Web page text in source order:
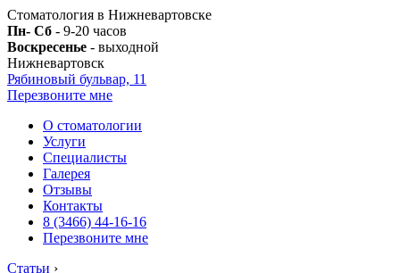
Стоматология в Нижневартовске
Пн- Сб - 9-20 часов
Воскресенье - выходной
Нижневартовск
Рябиновый бульвар, 11
Перезвоните мне
О стоматологии
Услуги
Специалисты
Галерея
Отзывы
Контакты
8 (3466) 44-16-16
Перезвоните мне
Статьи ›